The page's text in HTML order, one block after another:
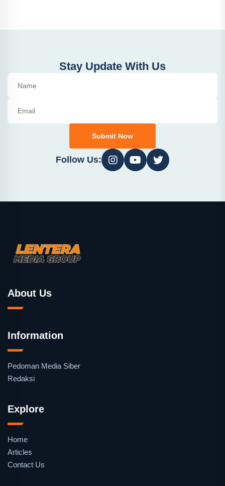
Stay Update With Us
Submit Now
Follow Us:
About Us
Information
Pedoman Media Siber
Redaksi
Explore
Home
Articles
Contact Us